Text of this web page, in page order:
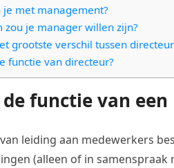
je met management?
zou je manager willen zijn?
grootste verschil tussen
functie van directeur?
functie van een
leiding aan medewerkers
(alleen of in